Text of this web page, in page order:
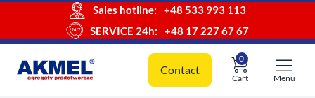
Sales hotline:
+48 533 993 113
SERVICE 24h:
+48 17 227 67 67
Contact
Cart
0
Menu